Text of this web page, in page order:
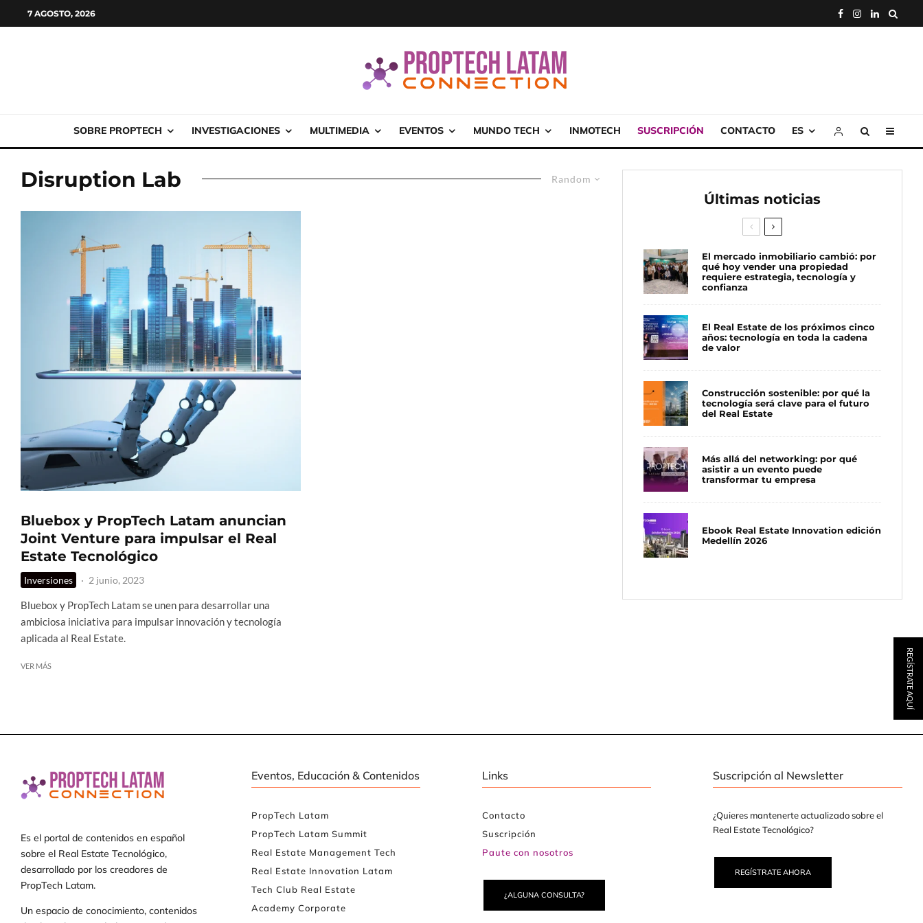
7 AGOSTO, 2026
SOBRE PROPTECH INVESTIGACIONES MULTIMEDIA EVENTOS MUNDO TECH INMOTECH SUSCRIPCIÓN CONTACTO ES
Random
Disruption Lab
Bluebox y PropTech Latam anuncian
Joint Venture para impulsar el Real
Estate Tecnológico
Inversiones · 2 junio, 2023
Bluebox y PropTech Latam se unen para desarrollar una
ambiciosa iniciativa para impulsar innovación y tecnología
aplicada al Real Estate.
VER MÁS
Últimas noticias
El mercado inmobiliario cambió: por
qué hoy vender una propiedad
requiere estrategia, tecnología y
confianza
El Real Estate de los próximos cinco
años: tecnología en toda la cadena
de valor
Construcción sostenible: por qué la
tecnología será clave para el futuro
del Real Estate
Más allá del networking: por qué
asistir a un evento puede
transformar tu empresa
Ebook Real Estate Innovation edición
Medellín 2026
Es el portal de contenidos en español
sobre el Real Estate Tecnológico,
desarrollado por los creadores de
PropTech Latam.
Un espacio de conocimiento, contenidos
Eventos, Educación & Contenidos
PropTech Latam
PropTech Latam Summit
Real Estate Management Tech
Real Estate Innovation Latam
Tech Club Real Estate
Academy Corporate
Links
Contacto
Suscripción
Paute con nosotros
¿ALGUNA CONSULTA?
Suscripción al Newsletter
¿Quieres mantenerte actualizado sobre el
Real Estate Tecnológico?
REGÍSTRATE AHORA
REGÍSTRATE AQUÍ